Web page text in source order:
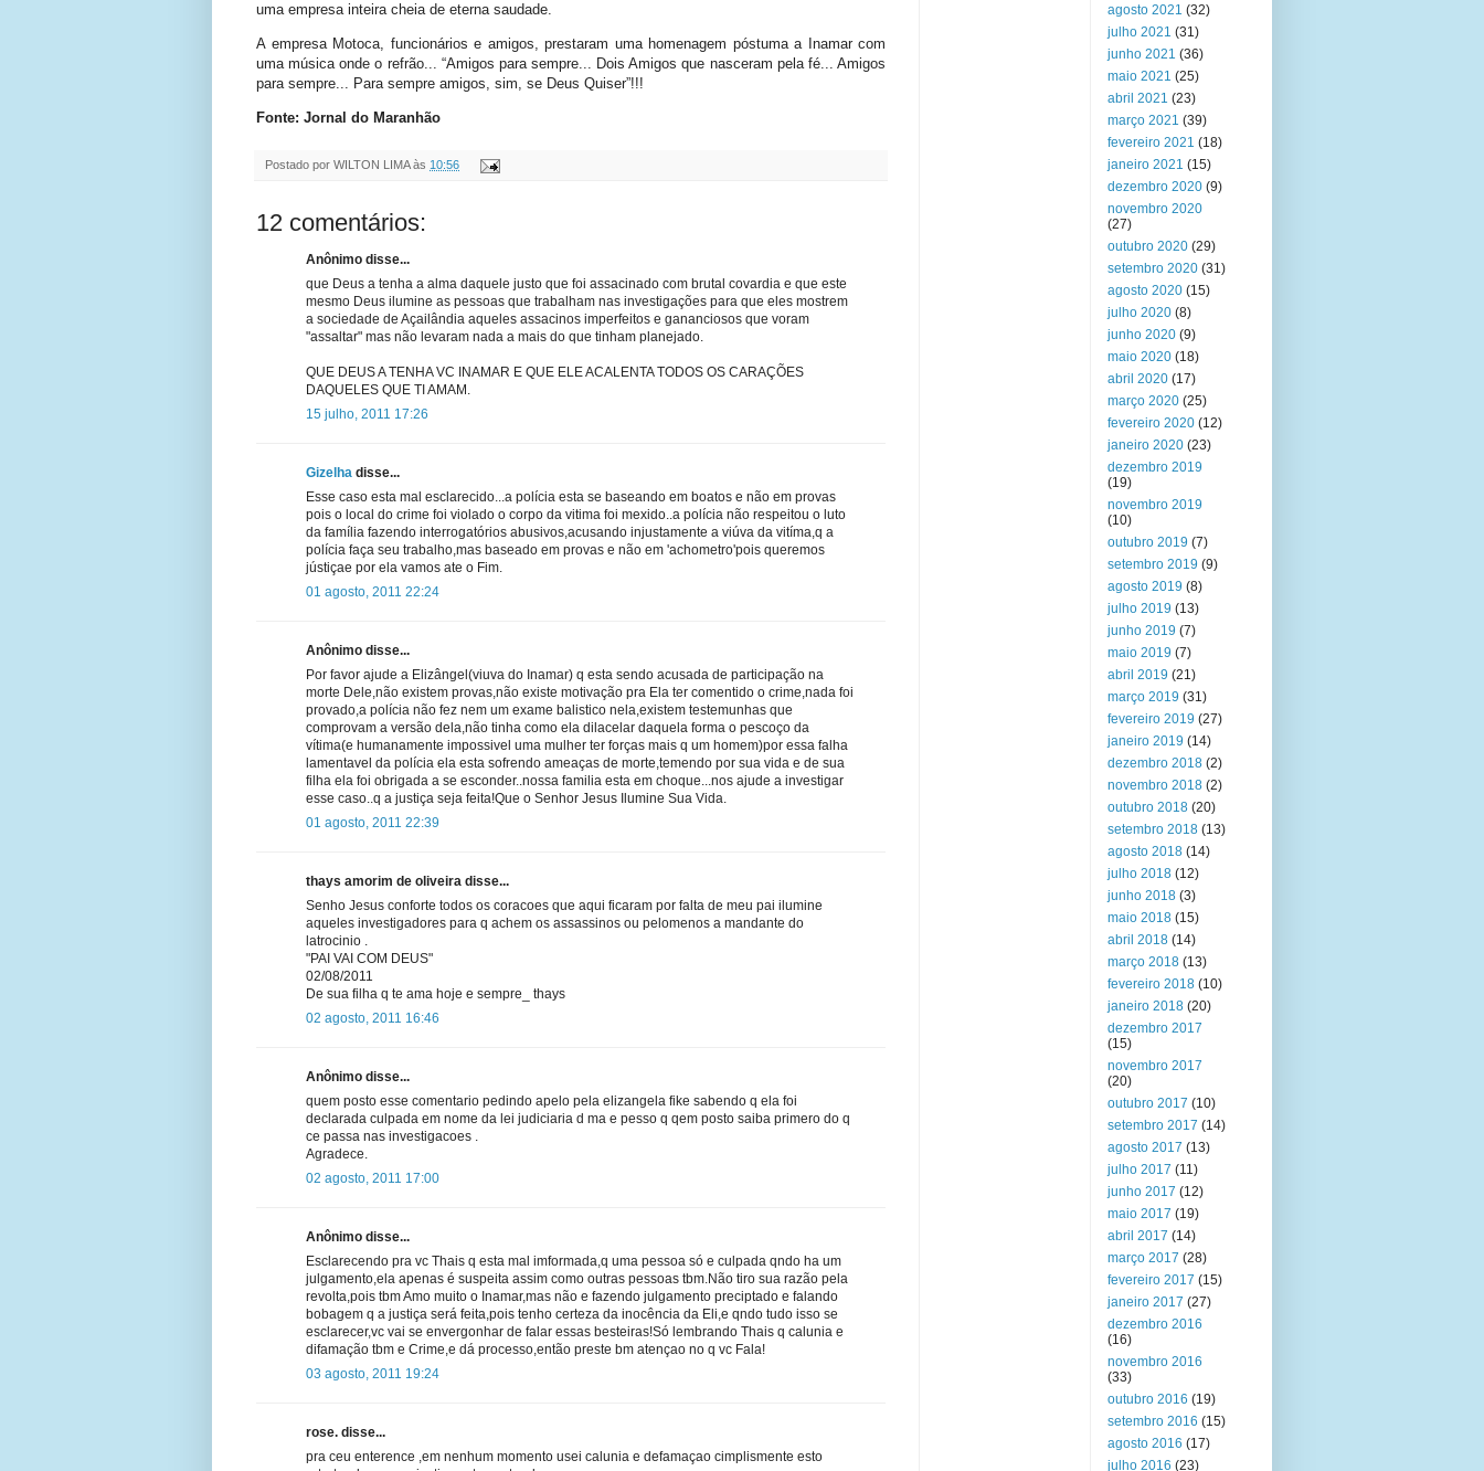
uma empresa inteira cheia de eterna saudade.
A empresa Motoca, funcionários e amigos, prestaram uma homenagem póstuma a Inamar com
uma música onde o refrão... “Amigos para sempre... Dois Amigos que nasceram pela fé... Amigos
para sempre... Para sempre amigos, sim, se Deus Quiser”!!!
Fonte: Jornal do Maranhão
Postado por WILTON LIMA às 10:56
12 comentários:
Anônimo disse...
que Deus a tenha a alma daquele justo que foi assacinado com brutal covardia e que este
mesmo Deus ilumine as pessoas que trabalham nas investigações para que eles mostrem
a sociedade de Açailândia aqueles assacinos imperfeitos e gananciosos que voram
"assaltar" mas não levaram nada a mais do que tinham planejado.
QUE DEUS A TENHA VC INAMAR E QUE ELE ACALENTA TODOS OS CARAÇÕES
DAQUELES QUE TI AMAM.
15 julho, 2011 17:26
Gizelha disse...
Esse caso esta mal esclarecido...a polícia esta se baseando em boatos e não em provas
pois o local do crime foi violado o corpo da vitima foi mexido..a polícia não respeitou o luto
da família fazendo interrogatórios abusivos,acusando injustamente a viúva da vitíma,q a
polícia faça seu trabalho,mas baseado em provas e não em 'achometro'pois queremos
jústiçae por ela vamos ate o Fim.
01 agosto, 2011 22:24
Anônimo disse...
Por favor ajude a Elizângel(viuva do Inamar) q esta sendo acusada de participação na
morte Dele,não existem provas,não existe motivação pra Ela ter comentido o crime,nada foi
provado,a polícia não fez nem um exame balistico nela,existem testemunhas que
comprovam a versão dela,não tinha como ela dilacelar daquela forma o pescoço da
vítima(e humanamente impossivel uma mulher ter forças mais q um homem)por essa falha
lamentavel da polícia ela esta sofrendo ameaças de morte,temendo por sua vida e de sua
filha ela foi obrigada a se esconder..nossa familia esta em choque...nos ajude a investigar
esse caso..q a justiça seja feita!Que o Senhor Jesus Ilumine Sua Vida.
01 agosto, 2011 22:39
thays amorim de oliveira disse...
Senho Jesus conforte todos os coracoes que aqui ficaram por falta de meu pai ilumine
aqueles investigadores para q achem os assassinos ou pelomenos a mandante do
latrocinio .
"PAI VAI COM DEUS"
02/08/2011
De sua filha q te ama hoje e sempre_ thays
02 agosto, 2011 16:46
Anônimo disse...
quem posto esse comentario pedindo apelo pela elizangela fike sabendo q ela foi
declarada culpada em nome da lei judiciaria d ma e pesso q qem posto saiba primero do q
ce passa nas investigacoes .
Agradece.
02 agosto, 2011 17:00
Anônimo disse...
Esclarecendo pra vc Thais q esta mal imformada,q uma pessoa só e culpada qndo ha um
julgamento,ela apenas é suspeita assim como outras pessoas tbm.Não tiro sua razão pela
revolta,pois tbm Amo muito o Inamar,mas não e fazendo julgamento preciptado e falando
bobagem q a justiça será feita,pois tenho certeza da inocência da Eli,e qndo tudo isso se
esclarecer,vc vai se envergonhar de falar essas besteiras!Só lembrando Thais q calunia e
difamação tbm e Crime,e dá processo,então preste bm atençao no q vc Fala!
03 agosto, 2011 19:24
rose. disse...
pra ceu enterence ,em nenhum momento usei calunia e defamaçao cimplismente esto
agosto 2021 (32)
julho 2021 (31)
junho 2021 (36)
maio 2021 (25)
abril 2021 (23)
março 2021 (39)
fevereiro 2021 (18)
janeiro 2021 (15)
dezembro 2020 (9)
novembro 2020
(27)
outubro 2020 (29)
setembro 2020 (31)
agosto 2020 (15)
julho 2020 (8)
junho 2020 (9)
maio 2020 (18)
abril 2020 (17)
março 2020 (25)
fevereiro 2020 (12)
janeiro 2020 (23)
dezembro 2019
(19)
novembro 2019
(10)
outubro 2019 (7)
setembro 2019 (9)
agosto 2019 (8)
julho 2019 (13)
junho 2019 (7)
maio 2019 (7)
abril 2019 (21)
março 2019 (31)
fevereiro 2019 (27)
janeiro 2019 (14)
dezembro 2018 (2)
novembro 2018 (2)
outubro 2018 (20)
setembro 2018 (13)
agosto 2018 (14)
julho 2018 (12)
junho 2018 (3)
maio 2018 (15)
abril 2018 (14)
março 2018 (13)
fevereiro 2018 (10)
janeiro 2018 (20)
dezembro 2017
(15)
novembro 2017
(20)
outubro 2017 (10)
setembro 2017 (14)
agosto 2017 (13)
julho 2017 (11)
junho 2017 (12)
maio 2017 (19)
abril 2017 (14)
março 2017 (28)
fevereiro 2017 (15)
janeiro 2017 (27)
dezembro 2016
(16)
novembro 2016
(33)
outubro 2016 (19)
setembro 2016 (15)
agosto 2016 (17)
julho 2016 (23)